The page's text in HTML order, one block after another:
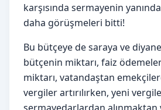
karşısında sermayenin
daha görüşmeleri bitti!
Bu bütçeye de saraya ve
bütçenin miktarı, faiz
miktarı, vatandaştan
vergiler artırılırken, yeni